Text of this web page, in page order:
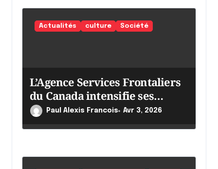
Actualités culture Société
L’Agence Services Frontaliers
du Canada intensifie ses
effortsPaul Alexis Francois Avr 3, 2026